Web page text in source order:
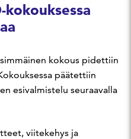
kokouksessa
kokous pidettiin
päätettiin
esivalmistelu seuraavalla
viitekehys ja